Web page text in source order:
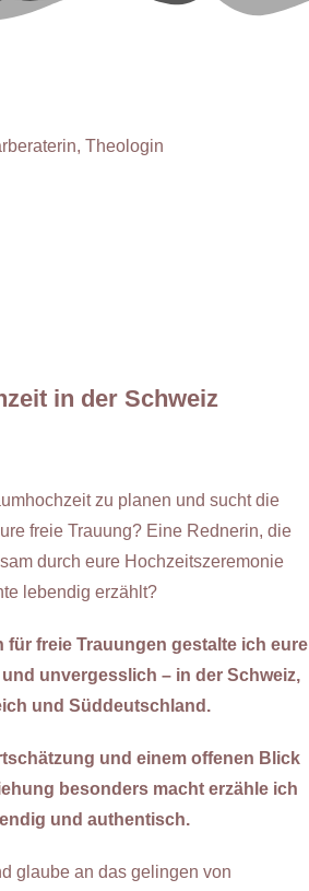
Theologin
in der Schweiz
zu planen und sucht die
freie Trauung? Eine Rednerin, die
durch eure Hochzeitszeremonie
lebendig erzählt?
für freie Trauungen gestalte ich eure
unvergesslich – in der Schweiz,
und Süddeutschland.
und einem offenen Blick
besonders macht erzähle ich
und authentisch.
glaube an das gelingen von